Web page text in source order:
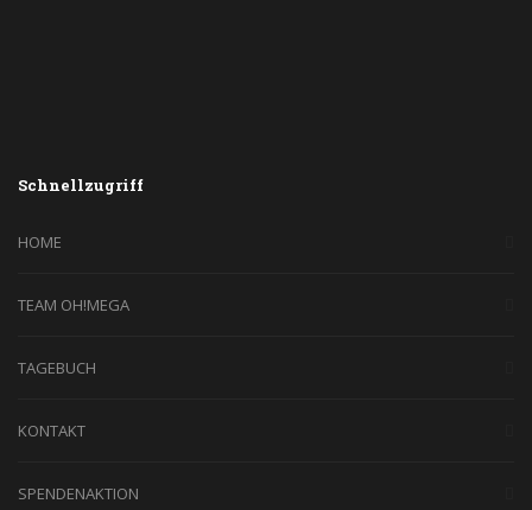
Schnellzugriff
HOME
TEAM OH!MEGA
TAGEBUCH
KONTAKT
SPENDENAKTION